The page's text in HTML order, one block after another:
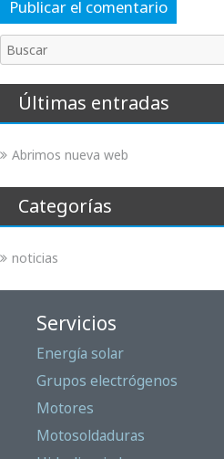
Buscar
Últimas entradas
Abrimos nueva web
Categorías
noticias
Servicios
Energía solar
Grupos electrógenos
Motores
Motosoldaduras